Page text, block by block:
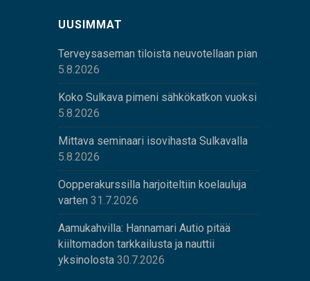
UUSIMMAT
Terveysaseman tiloista neuvotellaan pian
5.8.2026
Koko Sulkava pimeni sähkökatkon vuoksi
5.8.2026
Mittava seminaari isovihasta Sulkavalla
5.8.2026
Oopperakurssilla harjoiteltiin koelauluja
varten 31.7.2026
Aamukahvilla: Hannamari Autio pitää
kiiltomadon tarkkailusta ja nauttii
yksinolosta 30.7.2026